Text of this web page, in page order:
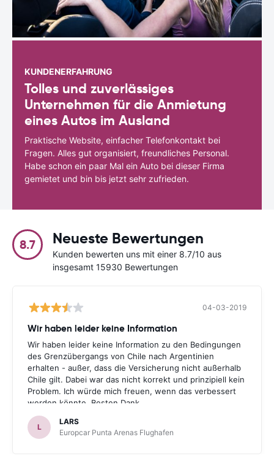
KUNDENERFAHRUNG
Tolles und zuverlässiges
Unternehmen für die Anmietung
eines Autos im Ausland
Praktische Website, einfacher Telefonkontakt bei
Fragen. Alles gut organisiert, freundliches Personal.
Habe schon ein paar Mal ein Auto bei dieser Firma
gemietet und bin bis jetzt sehr zufrieden.
8.7 Neueste Bewertungen
Kunden bewerten uns mit einer 8.7/10 aus
insgesamt 15930 Bewertungen
04-03-2019
Wir haben leider keine Information
Wir haben leider keine Information zu den Bedingungen
des Grenzübergangs von Chile nach Argentinien
erhalten - außer, dass die Versicherung nicht außerhalb
Chile gilt. Dabei war das nicht korrekt und prinzipiell kein
Problem. Ich würde mich freuen, wenn das verbessert
werden könnte. Besten Dank.
L
LARS
Europcar Punta Arenas Flughafen